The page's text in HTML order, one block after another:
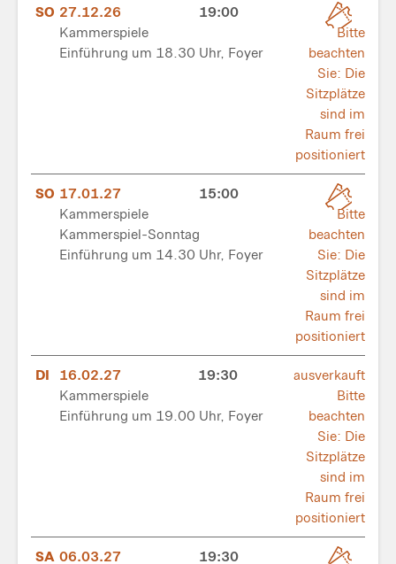
SO 27.12.26
19:00
Kammerspiele
Einführung um 18.30 Uhr, Foyer
Bitte
beachten
Sie: Die
Sitzplätze
sind im
Raum frei
positioniert
SO 17.01.27
15:00
Kammerspiele
Kammerspiel-Sonntag
Einführung um 14.30 Uhr, Foyer
Bitte
beachten
Sie: Die
Sitzplätze
sind im
Raum frei
positioniert
DI 16.02.27
19:30
Kammerspiele
Einführung um 19.00 Uhr, Foyer
ausverkauft
Bitte
beachten
Sie: Die
Sitzplätze
sind im
Raum frei
positioniert
SA 06.03.27
19:30